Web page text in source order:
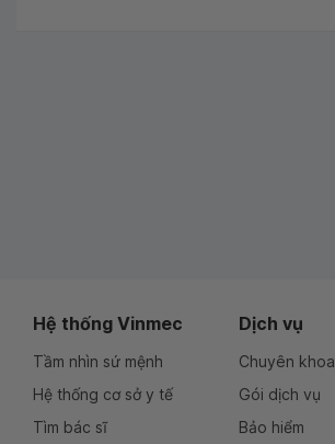
Hệ thống Vinmec
Tầm nhìn sứ mệnh
Hệ thống cơ sở y tế
Tìm bác sĩ
Dịch vụ
Chuyên khoa
Gói dịch vụ
Bảo hiểm